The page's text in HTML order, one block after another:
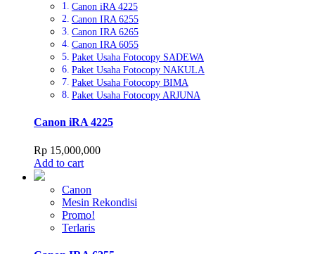
Canon iRA 4225
Canon IRA 6255
Canon IRA 6265
Canon IRA 6055
Paket Usaha Fotocopy SADEWA
Paket Usaha Fotocopy NAKULA
Paket Usaha Fotocopy BIMA
Paket Usaha Fotocopy ARJUNA
Canon iRA 4225
Rp 15,000,000
Add to cart
Canon
Mesin Rekondisi
Promo!
Terlaris